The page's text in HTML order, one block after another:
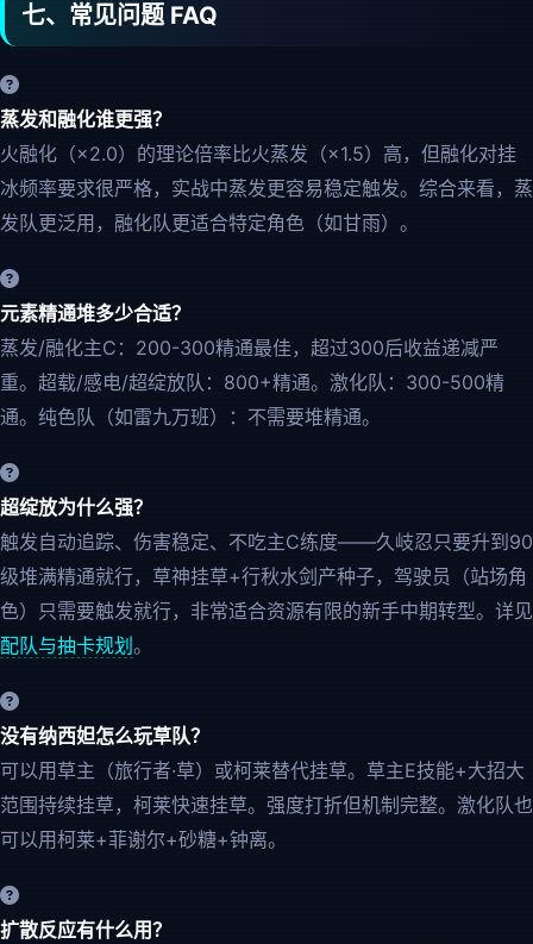
七、常见问题 FAQ
蒸发和融化谁更强？
火融化（×2.0）的理论倍率比火蒸发（×1.5）高，但融化对挂
冰频率要求很严格，实战中蒸发更容易稳定触发。综合来看，蒸
发队更泛用，融化队更适合特定角色（如甘雨）。
元素精通堆多少合适？
蒸发/融化主C：200-300精通最佳，超过300后收益递减严
重。超载/感电/超绽放队：800+精通。激化队：300-500精
通。纯色队（如雷九万班）：不需要堆精通。
超绽放为什么强？
触发自动追踪、伤害稳定、不吃主C练度——久岐忍只要升到90
级堆满精通就行，草神挂草+行秋水剑产种子，驾驶员（站场角
色）只需要触发就行，非常适合资源有限的新手中期转型。详见
配队与抽卡规划 。
没有纳西妲怎么玩草队？
可以用草主（旅行者·草）或柯莱替代挂草。草主E技能+大招大
范围持续挂草，柯莱快速挂草。强度打折但机制完整。激化队也
可以用柯莱+菲谢尔+砂糖+钟离。
扩散反应有什么用？